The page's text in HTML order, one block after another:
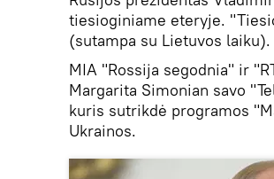
tiesioginiame eteryje.
(sutampa su Lietuvos laiku).
MIA "Rossija segodnia" ir
Margarita Simonian savo
kuris sutrikdė programos
Ukrainos.